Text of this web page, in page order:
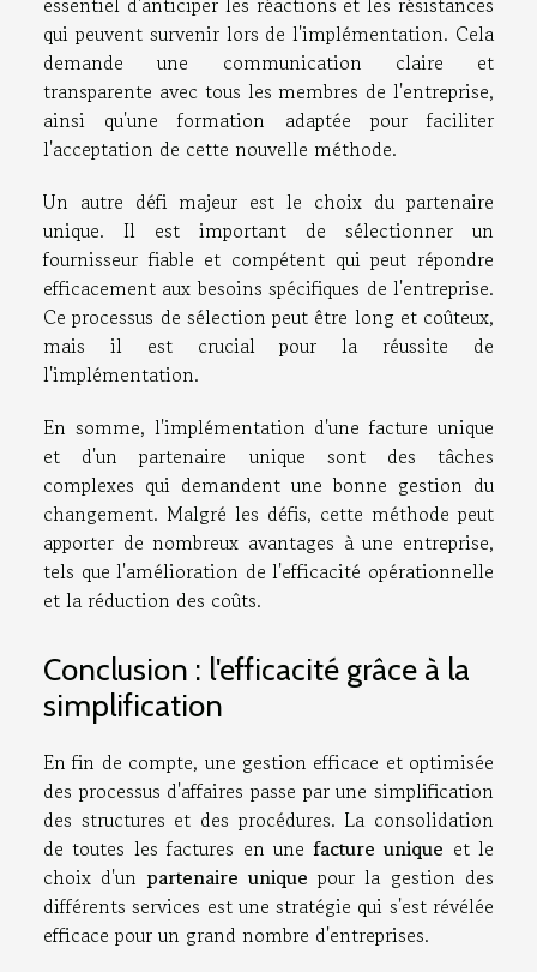
qui peuvent survenir lors de l'implémentation. Cela
demande une communication claire et
transparente avec tous les membres de l'entreprise,
ainsi qu'une formation adaptée pour faciliter
l'acceptation de cette nouvelle méthode.
Un autre défi majeur est le choix du partenaire
unique. Il est important de sélectionner un
fournisseur fiable et compétent qui peut répondre
efficacement aux besoins spécifiques de l'entreprise.
Ce processus de sélection peut être long et coûteux,
mais il est crucial pour la réussite de
l'implémentation.
En somme, l'implémentation d'une facture unique
et d'un partenaire unique sont des tâches
complexes qui demandent une bonne gestion du
changement. Malgré les défis, cette méthode peut
apporter de nombreux avantages à une entreprise,
tels que l'amélioration de l'efficacité opérationnelle
et la réduction des coûts.
Conclusion : l'efficacité grâce à la
simplification
En fin de compte, une gestion efficace et optimisée
des processus d'affaires passe par une simplification
des structures et des procédures. La consolidation
de toutes les factures en unefacture unique et le
choix d'un partenaire unique pour la gestion des
différents services est une stratégie qui s'est révélée
efficace pour un grand nombre d'entreprises.